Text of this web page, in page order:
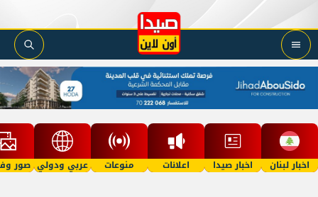
اخبار لبنان اخبار صيدا اعلانات منوعات عربي ودولي صور